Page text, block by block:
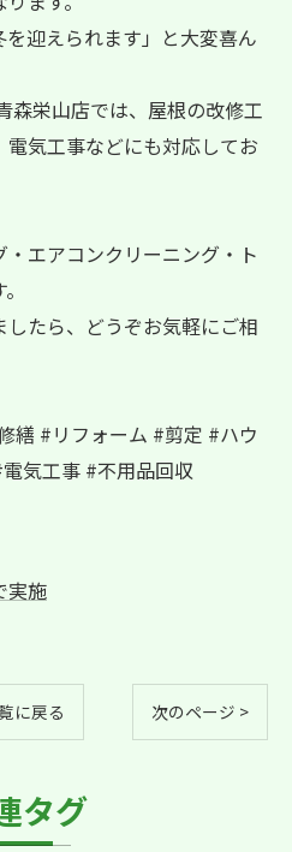
迎えられます」と大変喜ん
森栄山店では、屋根の改修工
気工事などにも対応してお
エアコンクリーニング・ト
たら、どうぞお気軽にご相
繕 #リフォーム #剪定 #ハウ
気工事 #不用品回収
実施
に戻る 次のページ >
タグ